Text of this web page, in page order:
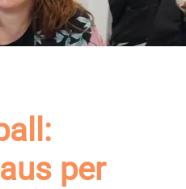
per